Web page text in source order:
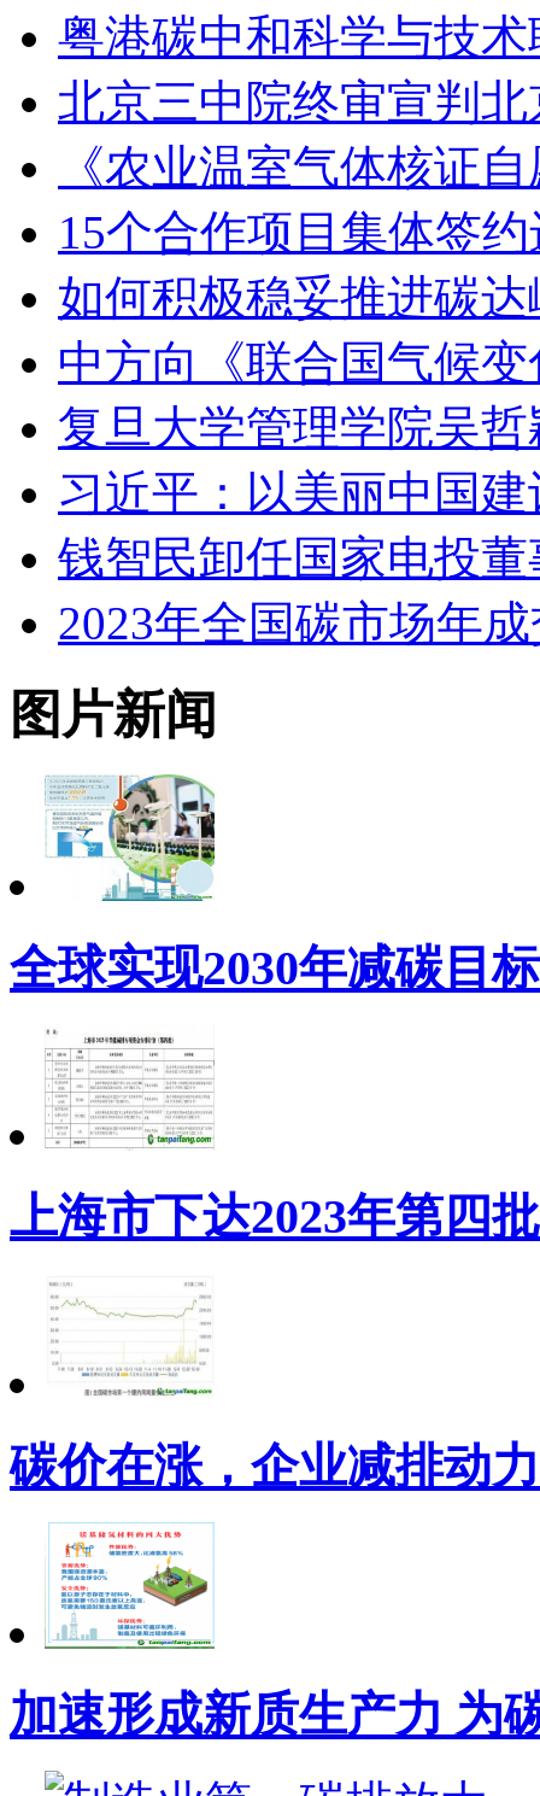
粤港碳中和科学与技
北京三中院终审宣判
《农业温室气体核证
15个合作项目集体签
如何积极稳妥推进碳
中方向《联合国气候
复旦大学管理学院吴
习近平：以美丽中国
钱智民卸任国家电投董
2023年全国碳市场年
图片新闻
全球实现2030年减碳目
上海市下达2023年第四
碳价在涨，企业减排动
加速形成新质生产力 为